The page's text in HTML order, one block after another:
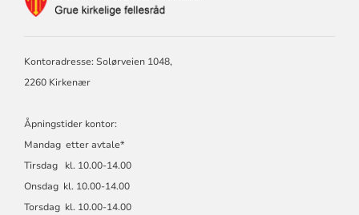
Kontoradresse: Solørveien 1048,
2260 Kirkenær
Åpningstider kontor:
Mandag etter avtale*
Tirsdag kl. 10.00-14.00
Onsdag kl. 10.00-14.00
Torsdag kl. 10.00-14.00